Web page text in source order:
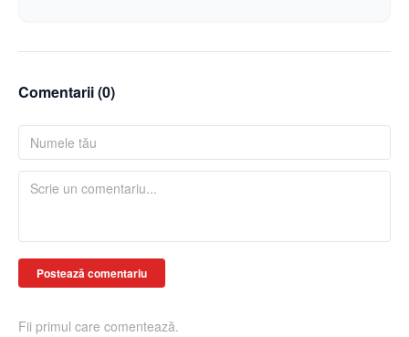
Comentarii (0)
Postează comentariu
Fii primul care comentează.